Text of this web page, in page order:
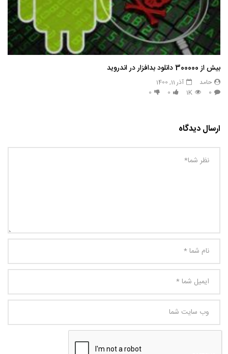
بیش از 300000 دانلود بدافزار در اندروید
حامد
آذر 11, 1400
0
1K
0
0
ارسال دیدگاه